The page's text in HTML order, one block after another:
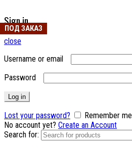
Sign in
close
Username or email
Password
Log in
Lost your password?
Remember me
No account yet? Create an Account
Search for:
ПОД ЗАКАЗ